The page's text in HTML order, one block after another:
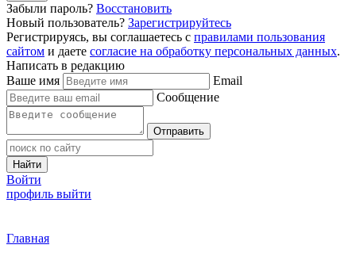
Забыли пароль? Восстановить
Новый пользователь? Зарегистрируйтесь
Регистрируясь, вы соглашаетесь с правилами пользования
сайтом и даете согласие на обработку персональных данных.
Написать в редакцию
Ваше имя
Email
Сообщение
Отправить
Найти
Войти
профиль выйти
Главная